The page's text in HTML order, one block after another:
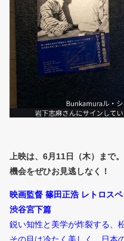
上映は、6月11日（木）まで
機会をぜひお見逃しなく！
映画監督 篠田正浩 レトロス
渋谷宮下篇
鋭い知性と美学が炸裂する、
その目は冷たく美しく、日本